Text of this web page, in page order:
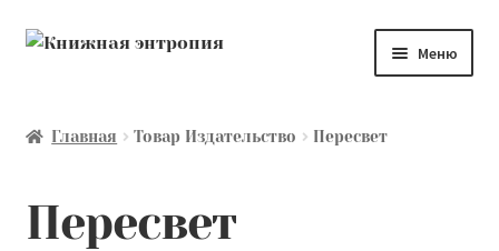
Перейти
Перейти
Меню
Доставка и оплата
Главная Товар Издательство Пересвет
Пересвет